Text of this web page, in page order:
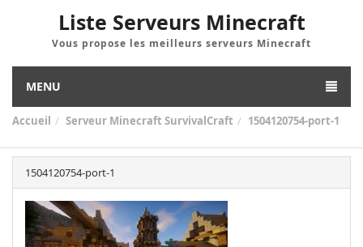
Liste Serveurs Minecraft
Vous propose les meilleurs serveurs Minecraft
MENU
Accueil Serveur Minecraft SurvivalCraft 1504120754-port-1
1504120754-port-1